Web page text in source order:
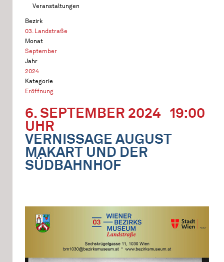
Veranstaltungen
Bezirk
03. Landstraße
Monat
September
Jahr
2024
Kategorie
Eröffnung
6. SEPTEMBER 2024 19:00
UHR
VERNISSAGE AUGUST
MAKART UND DER
SÜDBAHNHOF